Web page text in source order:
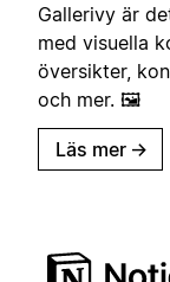
Gallerivy är
med visuella
översikter,
och mer. 🖼️
Läs mer →